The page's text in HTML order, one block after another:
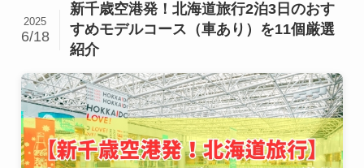
新千歳空港発！北海道旅行2泊3日のおす
すめモデルコース（車あり）を11個厳選
紹介
2025
6/18